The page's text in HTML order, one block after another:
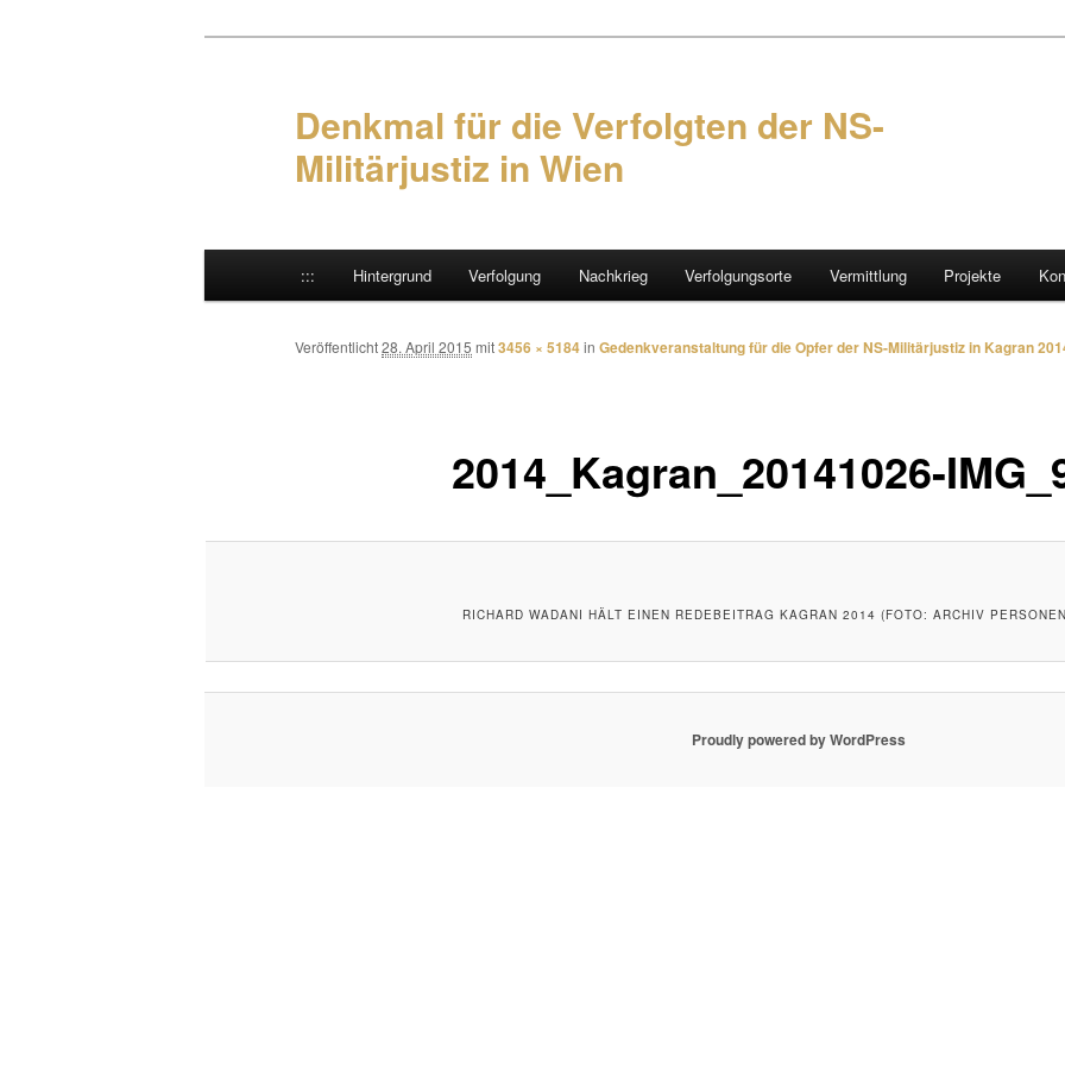
Denkmal für die Verfolgten der NS-
Militärjustiz in Wien
Zum Inhalt wechseln
Zum sekundären Inhalt wechseln
::: Hintergrund Verfolgung Nachkrieg Verfolgungsorte Vermittlung Projekte
2014_Kagran_20141026-
Veröffentlicht28. April 2015 mit3456 × 5184in Gedenkveranstaltung für die Opfer der NS-Militärjustiz in Kagran
RICHARD WADANI HÄLT EINEN REDEBEITRAG KAGRAN 2014 (FOTO: ARCHIV
Proudly powered by WordPress